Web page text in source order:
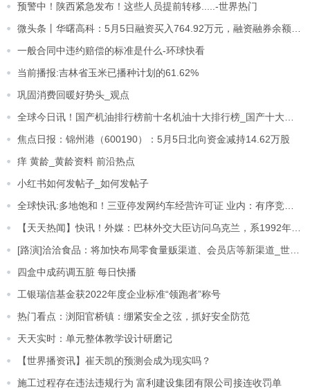
预警中！陕西紧急发布！这些人员提前转移.....-世界热门
一般合同中违约赔偿的标准是什么-环球快看
当前播报:吉林省玉米已播种计划的61.62%
巩固消费回暖好势头_观点
焦点日报：锦州港（600190）：5月5日北向资金减持14.62万股
痒 黄龄_黄龄资料 前沿热点
小红书如何发帖子_如何发帖子
四盒中成药调五脏 每日快播
工银瑞信基金获2022年度企业标准“领跑者”称号
热门看点：浏阳官桥镇：绷紧安全之弦，抓好安全防范
天天实时：单元整体教学设计研磨记
【世界播资讯】崔天凯的预测会成为现实吗？
施工过程存在违法违规行为 富利建设集团有限公司接连收罚单